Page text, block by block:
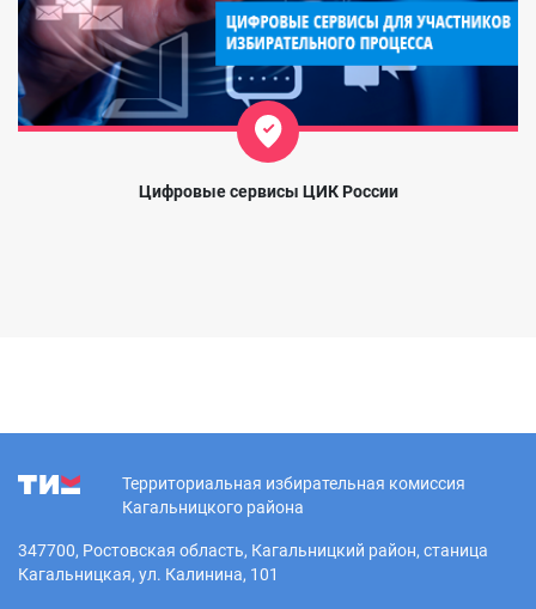
Цифровые сервисы ЦИК России
Территориальная избирательная комиссия
Кагальницкого района
347700, Ростовская область, Кагальницкий район, станица
Кагальницкая, ул. Калинина, 101